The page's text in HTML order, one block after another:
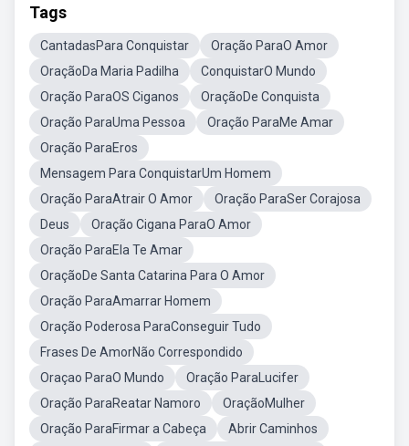
Tags
CantadasPara Conquistar
Oração ParaO Amor
OraçãoDa Maria Padilha
ConquistarO Mundo
Oração ParaOS Ciganos
OraçãoDe Conquista
Oração ParaUma Pessoa
Oração ParaMe Amar
Oração ParaEros
Mensagem Para ConquistarUm Homem
Oração ParaAtrair O Amor
Oração ParaSer Corajosa
Deus
Oração Cigana ParaO Amor
Oração ParaEla Te Amar
OraçãoDe Santa Catarina Para O Amor
Oração ParaAmarrar Homem
Oração Poderosa ParaConseguir Tudo
Frases De AmorNão Correspondido
Oraçao ParaO Mundo
Oração ParaLucifer
Oração ParaReatar Namoro
OraçãoMulher
Oração ParaFirmar a Cabeça
Abrir Caminhos